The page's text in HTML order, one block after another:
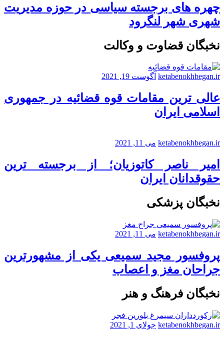
چهره های برجسته سیاسی در حوزه مدیریت
شهری شهر لنگرود
نخبگان قضاوت و وکالت
ketabenokhbegan.ir آگوست 19, 2021
عالی ترین مقامات قوه قضائیه در جمهوری
اسلامی ایران
ketabenokhbegan.ir می 11, 2021
امیر ناصر کاتوزیان؛ از برجسته ترین
حقوقدانان ایران
نخبگان پزشکی
ketabenokhbegan.ir می 11, 2021
پروفسور مجید سمیعی یکی از مشهورترین
جراحان مغز و اعصاب
نخبگان فرهنگ و هنر
ketabenokhbegan.ir جولای 1, 2021